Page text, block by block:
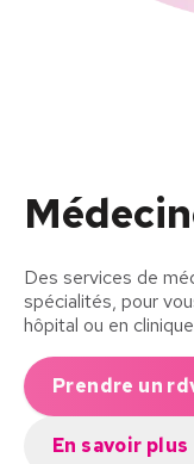
Des services de
spécialités, pour
hôpital ou en
Prendre un
En savoir plus